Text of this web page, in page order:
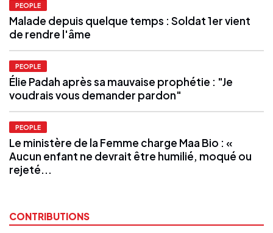
PEOPLE
Malade depuis quelque temps : Soldat 1er vient
de rendre l'âme
PEOPLE
Élie Padah après sa mauvaise prophétie : "Je
voudrais vous demander pardon"
PEOPLE
Le ministère de la Femme charge Maa Bio : «
Aucun enfant ne devrait être humilié, moqué ou
rejeté...
CONTRIBUTIONS